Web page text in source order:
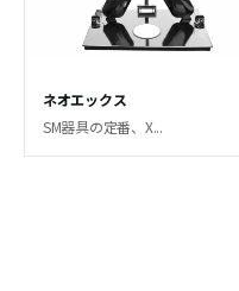
ネオエックス
SM器具の定番、X...